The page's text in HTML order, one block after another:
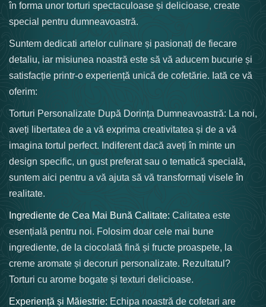
în forma unor torturi spectaculoase și delicioase, create
special pentru dumneavoastră.
Suntem dedicati artelor culinare și pasionați de fiecare
detaliu, iar misiunea noastră este să vă aducem bucurie și
satisfacție printr-o experiență unică de cofetărie. Iată ce vă
oferim:
Torturi Personalizate După Dorința Dumneavoastră: La noi,
aveți libertatea de a vă exprima creativitatea și de a vă
imagina tortul perfect. Indiferent dacă aveți în minte un
design specific, un gust preferat sau o tematică specială,
suntem aici pentru a vă ajuta să vă transformați visele în
realitate.
Ingrediente de Cea Mai Bună Calitate: Calitatea este
esențială pentru noi. Folosim doar cele mai bune
ingrediente, de la ciocolată fină și fructe proaspete, la
creme aromate și decoruri personalizate. Rezultatul?
Torturi cu arome bogate și texturi delicioase.
Experiență și Măiestrie: Echipa noastră de cofetari are